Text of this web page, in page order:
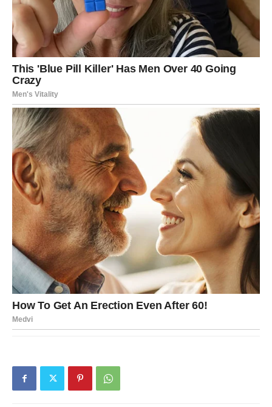
Narednih 48 sati donose snažne emocije, neočekivane
susrete i ljubavne trenutke koji mogu ostaviti dubok trag.
Mnogi znakovi će osjetiti da se nešto mijenja, ali će
Rakovi, Vage i Vodolijebiti najveći ljubavni sretnici ovog
perioda.
Zvijezde poručuju da ne bježite od osjećanja i da ne
ignorišete znakove koje vam srce šalje. Ponekad je
dovoljno samo nekoliko trenutaka da pronađemo ono što
smo tražili mnogo duže nego što želimo priznati. Upravo
takve trenutke donose naredna 48 sata.